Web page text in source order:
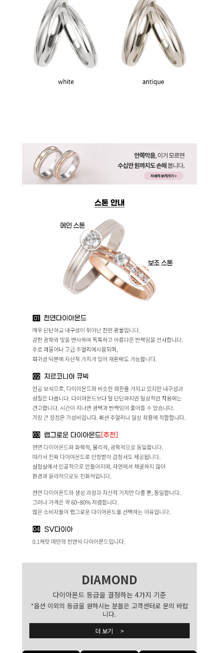
DIAMOND
다이아몬드 등급을 결정하는 4가지 기준
*옵션 이외의 등급을 원하시는 분들은 고객센터로 문의 바랍
니다.
더 보기 >